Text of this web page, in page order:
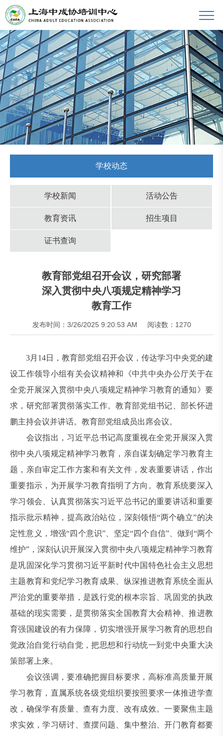
学校动态
学校新闻 活动公告
教育资讯 招生项目
证书查询
教育部党组召开会议，研究部署
深入贯彻中央八项规定精神学习
教育工作
发布时间：3/26/2025 9:20:53 AM 阅读数：1270
3月14日，教育部党组召开会议，传达学习中央党的建
设工作领导小组有关会议精神和《中共中央办公厅关于在
全党开展深入贯彻中央八项规定精神学习教育的通知》要
求，研究部署贯彻落实工作。教育部党组书记、部长怀进
鹏主持会议并讲话。教育部党组成员出席会议。
会议指出，习近平总书记高度重视在全党开展深入贯
彻中央八项规定精神学习教育，亲自谋划确定学习教育主
题，亲自审定工作方案和有关文件，发表重要讲话，作出
重要指示，为开展学习教育指明了方向。教育系统要深入
学习领会、认真贯彻落实习近平总书记的重要讲话和重要
指示批示精神，提高政治站位，深刻领悟“两个确立”的决
定性意义，增强“四个意识”、坚定“四个自信”、做到“两个
维护”，深刻认识开展深入贯彻中央八项规定精神学习教育
是巩固深化学习贯彻习近平新时代中国特色社会主义思想
主题教育和党纪学习教育成果、纵深推进教育系统全面从
严治党的重要举措，是践行党的根本宗旨、巩固党的执政
基础的现实需要，是贯彻落实全国教育大会精神、推进教
育强国建设的有力保障，切实增强开展学习教育的思想自
觉政治自觉行动自觉，把思想和行动统一到党中央重大决
策部署上来。
会议强调，要准确把握目标要求，高标准高质量开展
学习教育，直属系统各级党组织要按照要求一体推进学查
改，确保学有质量、查有力度、改有成效。一要聚焦主题
求实效，学习研讨、查摆问题、集中整治、开门教育都要